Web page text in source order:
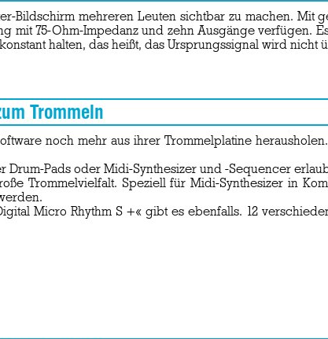
Bildschirm mehreren Leuten sichtbar zu machen. Mit
mit 75-Ohm-Impedanz und zehn Ausgänge verfügen.
halten, das heißt, das Ursprungssignal wird nicht
Trommeln
noch mehr aus ihrer Trommelplatine
Pads oder Midi-Synthesizer und -Sequencer
Trommelvielfalt. Speziell für Midi-Synthesizer in
Micro Rhythm S +« gibt es ebenfalls. 12